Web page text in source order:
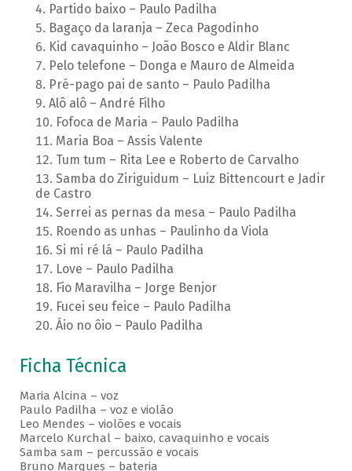
Partido baixo – Paulo Padilha
Bagaço da laranja – Zeca Pagodinho
Kid cavaquinho – João Bosco e Aldir Blanc
Pelo telefone – Donga e Mauro de Almeida
Pré-pago pai de santo – Paulo Padilha
Alô alô – André Filho
Fofoca de Maria – Paulo Padilha
Maria Boa – Assis Valente
Tum tum – Rita Lee e Roberto de Carvalho
Samba do Ziriguidum – Luiz Bittencourt e Jadir
de Castro
Serrei as pernas da mesa – Paulo Padilha
Roendo as unhas – Paulinho da Viola
Si mi ré lá – Paulo Padilha
Love – Paulo Padilha
Fio Maravilha – Jorge Benjor
Fucei seu feice – Paulo Padilha
Áio no ôio – Paulo Padilha
Ficha Técnica
Maria Alcina – voz
Paulo Padilha – voz e violão
Leo Mendes – violões e vocais
Marcelo Kurchal – baixo, cavaquinho e vocais
Samba sam – percussão e vocais
Bruno Marques – bateria